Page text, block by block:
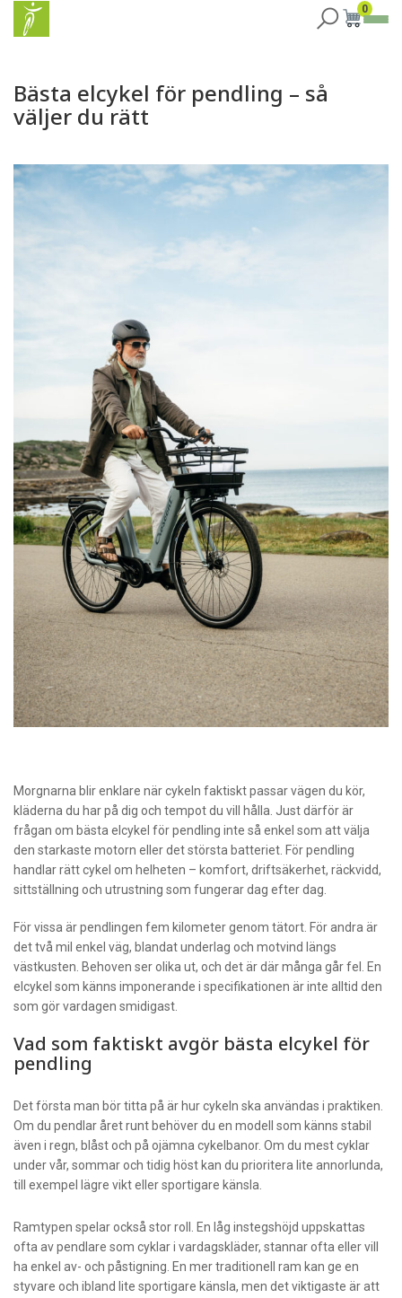
0
Bästa elcykel för pendling – så
väljer du rätt
Morgnarna blir enklare när cykeln faktiskt passar vägen du kör,
kläderna du har på dig och tempot du vill hålla. Just därför är
frågan om bästa elcykel för pendling inte så enkel som att välja
den starkaste motorn eller det största batteriet. För pendling
handlar rätt cykel om helheten – komfort, driftsäkerhet, räckvidd,
sittställning och utrustning som fungerar dag efter dag.
För vissa är pendlingen fem kilometer genom tätort. För andra är
det två mil enkel väg, blandat underlag och motvind längs
västkusten. Behoven ser olika ut, och det är där många går fel. En
elcykel som känns imponerande i specifikationen är inte alltid den
som gör vardagen smidigast.
Vad som faktiskt avgör bästa elcykel för
pendling
Det första man bör titta på är hur cykeln ska användas i praktiken.
Om du pendlar året runt behöver du en modell som känns stabil
även i regn, blåst och på ojämna cykelbanor. Om du mest cyklar
under vår, sommar och tidig höst kan du prioritera lite annorlunda,
till exempel lägre vikt eller sportigare känsla.
Ramtypen spelar också stor roll. En låg instegshöjd uppskattas
ofta av pendlare som cyklar i vardagskläder, stannar ofta eller vill
ha enkel av- och påstigning. En mer traditionell ram kan ge en
styvare och ibland lite sportigare känsla, men det viktigaste är att